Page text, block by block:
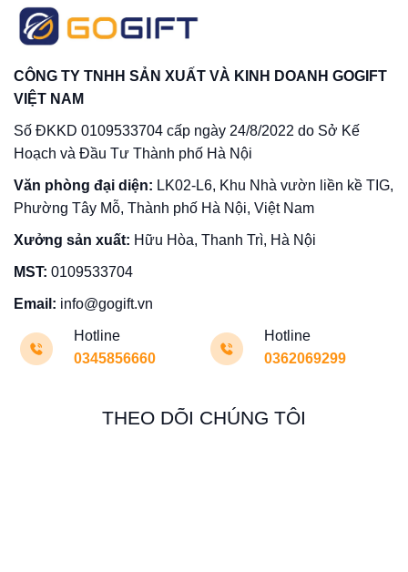
CÔNG TY TNHH SẢN XUẤT VÀ KINH DOANH GOGIFT
VIỆT NAM
Số ĐKKD 0109533704 cấp ngày 24/8/2022 do Sở Kế
Hoạch và Đầu Tư Thành phố Hà Nội
Văn phòng đại diện: LK02-L6, Khu Nhà vườn liền kề TIG,
Phường Tây Mỗ, Thành phố Hà Nội, Việt Nam
Xưởng sản xuất: Hữu Hòa, Thanh Trì, Hà Nội
MST: 0109533704
Email: info@gogift.vn
Hotline
0345856660
Hotline
0362069299
THEO DÕI CHÚNG TÔI